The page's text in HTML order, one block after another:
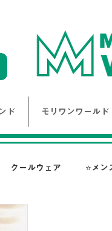
ド モリワンワール
クールウェア ⭐メン